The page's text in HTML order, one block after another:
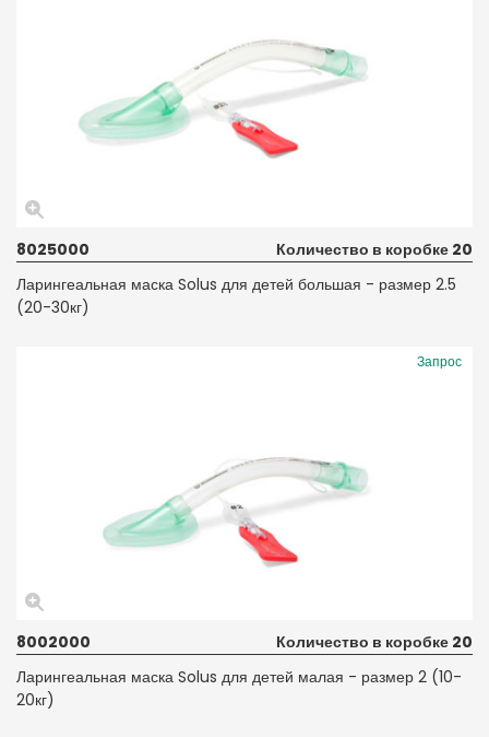
8025000
Количество в коробке 20
Ларингеальная маска Solus для детей большая - размер 2.5
(20-30кг)
Запрос
8002000
Количество в коробке 20
Ларингеальная маска Solus для детей малая - размер 2 (10-
20кг)